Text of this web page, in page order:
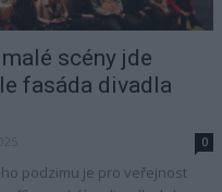
scény jde
fasáda divadla
0
podzimu je pro veřejnost